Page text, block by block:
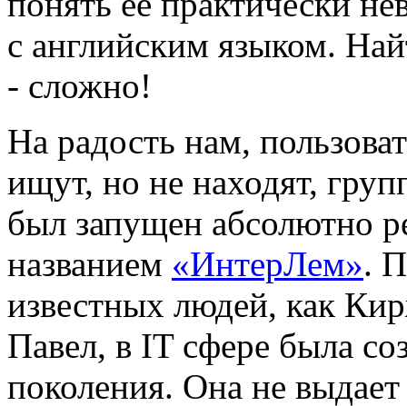
с английским языком.
- сложно!
На радость нам,
ищут, но не находят,
был запущен абсолютно
названием «ИнтерЛем».
известных людей, как
Павел, в IT сфере была
поколения. Она не